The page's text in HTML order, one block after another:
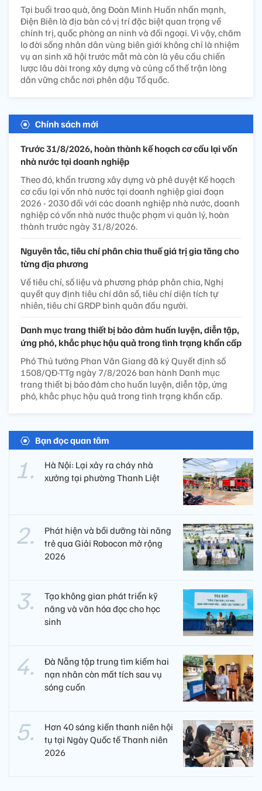
Tại buổi trao quà, ông Đoàn Minh Huấn nhấn mạnh,
Điện Biên là địa bàn có vị trí đặc biệt quan trọng về
chính trị, quốc phòng an ninh và đối ngoại. Vì vậy, chăm
lo đời sống nhân dân vùng biên giới không chỉ là nhiệm
vụ an sinh xã hội trước mắt mà còn là yêu cầu chiến
lược lâu dài trong xây dựng và củng cố thế trận lòng
dân vững chắc nơi phên dậu Tổ quốc.
Chính sách mới
Trước 31/8/2026, hoàn thành kế hoạch cơ cấu lại vốn
nhà nước tại doanh nghiệp
Theo đó, khẩn trương xây dựng và phê duyệt Kế hoạch
cơ cấu lại vốn nhà nước tại doanh nghiệp giai đoạn
2026 - 2030 đối với các doanh nghiệp nhà nước, doanh
nghiệp có vốn nhà nước thuộc phạm vi quản lý, hoàn
thành trước ngày 31/8/2026.
Nguyên tắc, tiêu chí phân chia thuế giá trị gia tăng cho
từng địa phương
Về tiêu chí, số liệu và phương pháp phân chia, Nghị
quyết quy định tiêu chí dân số, tiêu chí diện tích tự
nhiên, tiêu chí GRDP bình quân đầu người.
Danh mục trang thiết bị bảo đảm huấn luyện, diễn tập,
ứng phó, khắc phục hậu quả trong tình trạng khẩn cấp
Phó Thủ tướng Phan Văn Giang đã ký Quyết định số
1508/QĐ-TTg ngày 7/8/2026 ban hành Danh mục
trang thiết bị bảo đảm cho huấn luyện, diễn tập, ứng
phó, khắc phục hậu quả trong tình trạng khẩn cấp.
Bạn đọc quan tâm
Hà Nội: Lại xảy ra cháy nhà
xưởng tại phường Thanh Liệt
Phát hiện và bồi dưỡng tài năng
trẻ qua Giải Robocon mở rộng
2026
Tạo không gian phát triển kỹ
năng và văn hóa đọc cho học
sinh
Đà Nẵng tập trung tìm kiếm hai
nạn nhân còn mất tích sau vụ
sóng cuốn
Hơn 40 sáng kiến thanh niên hội
tụ tại Ngày Quốc tế Thanh niên
2026